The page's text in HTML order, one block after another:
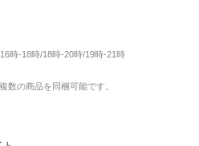
時-18時/18時-20時/19時-21時
数の商品を同梱可能です。